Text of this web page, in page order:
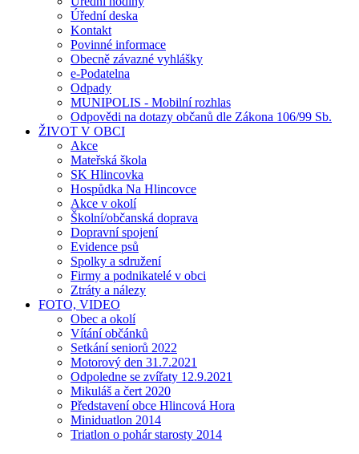
Úřední deska
Kontakt
Povinné informace
Obecně závazné vyhlášky
e-Podatelna
Odpady
MUNIPOLIS - Mobilní rozhlas
Odpovědi na dotazy občanů dle Zákona 106/99 Sb.
ŽIVOT V OBCI
Akce
Mateřská škola
SK Hlincovka
Hospůdka Na Hlincovce
Akce v okolí
Školní/občanská doprava
Dopravní spojení
Evidence psů
Spolky a sdružení
Firmy a podnikatelé v obci
Ztráty a nálezy
FOTO, VIDEO
Obec a okolí
Vítání občánků
Setkání seniorů 2022
Motorový den 31.7.2021
Odpoledne se zvířaty 12.9.2021
Mikuláš a čert 2020
Představení obce Hlincová Hora
Miniduatlon 2014
Triatlon o pohár starosty 2014